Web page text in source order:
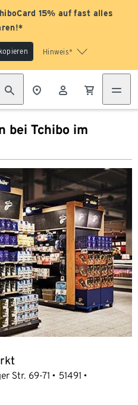
15% auf fast alles
Hinweis*
bei Tchibo im
Str. 69-71
51491